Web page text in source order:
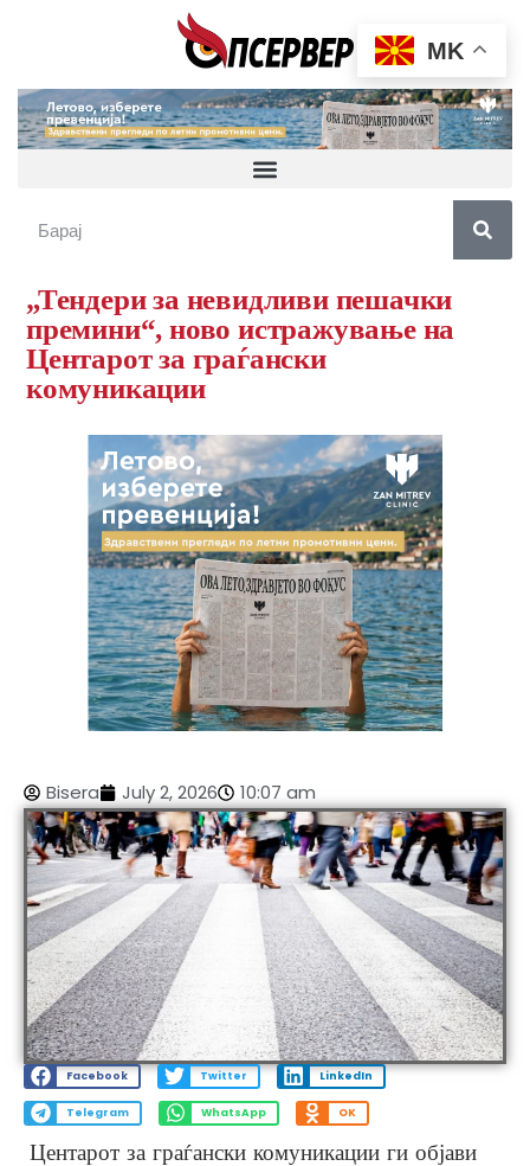
„Тендери за невидливи пешачки
премини“, ново истражување на
Центарот за граѓански
комуникации
Bisera July 2, 2026 10:07 am
Facebook Twitter LinkedIn
Telegram WhatsApp OK
Центарот за граѓански комуникации ги објави
MK